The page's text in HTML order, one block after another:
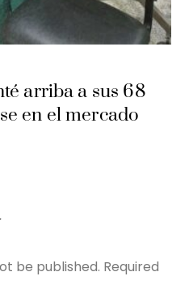
arriba a sus 68
en el mercado
be published. Required